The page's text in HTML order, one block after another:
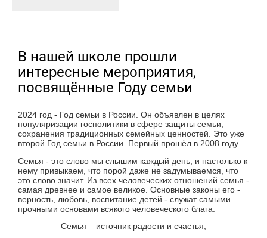
В нашей школе прошли
интересные мероприятия,
посвящённые Году семьи
2024 год - Год семьи в России. Он объявлен в целях
популяризации госполитики в сфере защиты семьи,
сохранения традиционных семейных ценностей. Это уже
второй Год семьи в России. Первый прошёл в 2008 году.
Семья - это слово мы слышим каждый день, и настолько к
нему привыкаем, что порой даже не задумываемся, что
это слово значит. Из всех человеческих отношений семья -
самая древнее и самое великое. Основные законы его -
верность, любовь, воспитание детей - служат самыми
прочными основами всякого человеческого блага.
Семья – источник радости и счастья,